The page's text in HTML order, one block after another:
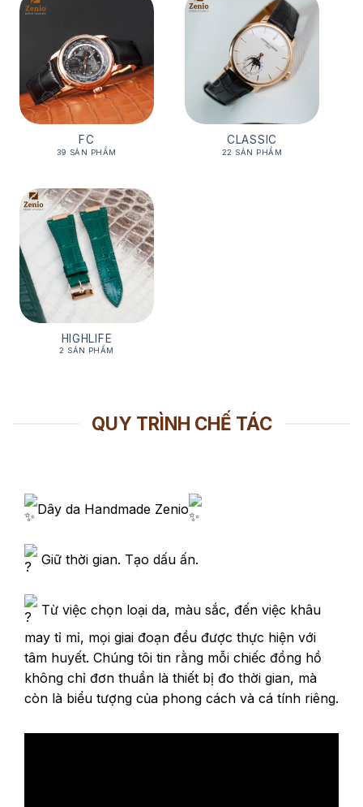
FC
39 SẢN PHẨM
CLASSIC
22 SẢN PHẨM
HIGHLIFE
2 SẢN PHẨM
QUY TRÌNH CHẾ TÁC
Dây da Handmade Zenio
Giữ thời gian. Tạo dấu ấn.
Từ việc chọn loại da, màu sắc, đến việc khâu
may tỉ mỉ, mọi giai đoạn đều được thực hiện với
tâm huyết. Chúng tôi tin rằng mỗi chiếc đồng hồ
không chỉ đơn thuần là thiết bị đo thời gian, mà
còn là biểu tượng của phong cách và cá tính riêng.